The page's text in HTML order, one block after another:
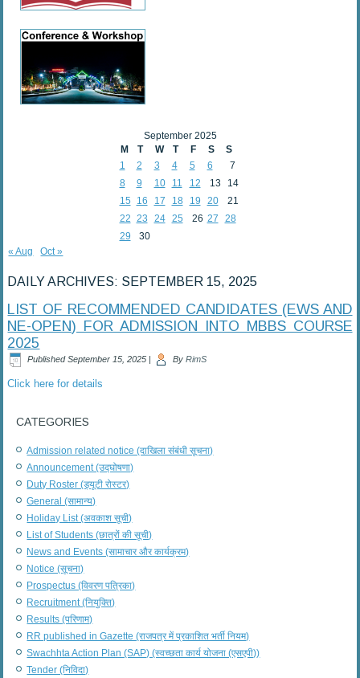
September 2025
M
T W T F S
S
1
2 3 4 5 6
7
8
9 10 11 12 13
14
15
16 17 18 19 20
21
22 23 24 25 26 27
28
29
30
« Aug
Oct »
DAILY ARCHIVES: SEPTEMBER 15, 2025
LIST OF RECOMMENDED CANDIDATES (EWS AND
NE-OPEN) FOR ADMISSION INTO MBBS COURSE
2025
Published September 15, 2025 | By RimS
Click here for details
CATEGORIES
Admission related notice (दाखिला संबंधी सूचना)
Announcement (उद्घोषणा)
Duty Roster (ड्यूटी रोस्टर)
General (सामान्य)
Holiday List (अवकाश सूची)
List of Students (छात्रों की सूची)
News and Events (सामाचार और कार्यक्रम)
Notice (सूचना)
Prospectus (विवरण पत्रिका)
Recruitment (नियुक्ति)
Results (परिणाम)
RR published in Gazette (राजपत्र में प्रकाशित भर्ती नियम)
Swachhta Action Plan (SAP) (स्वच्छता कार्य योजना (एसएपी))
Tender (निविदा)